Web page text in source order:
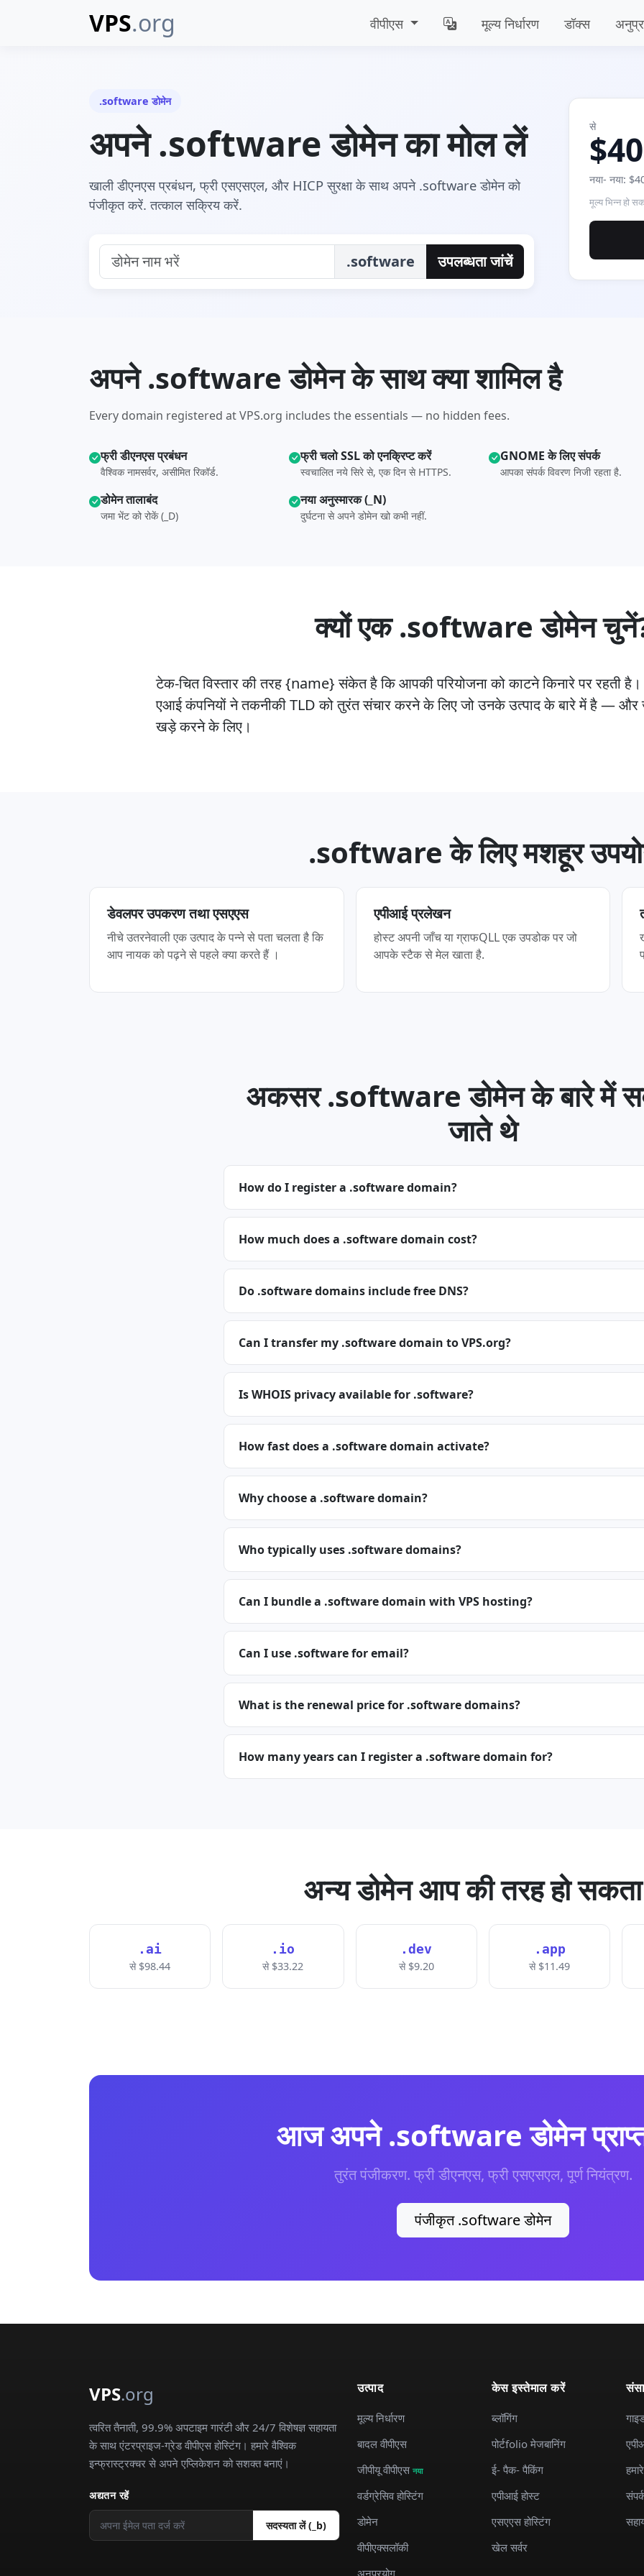
VPS.org वीपीएस मूल्य निर्धारण डॉक्स
.software डोमेन
अपने .software डोमेन का मोल लें
खाली डीएनएस प्रबंधन, फ्री एसएसएल, और HICP सुरक्षा के साथ अपने .software डोमेन को
पंजीकृत करें. तत्काल सक्रिय करें.
.software उपलब्धता जांचें
से
नया- नया:
मूल्य भिन्‍न हो
अपने .software डोमेन के साथ क्या शामिल है
Every domain registered at VPS.org includes the essentials — no hidden fees.
फ्री डीएनएस प्रबंधन
वैश्विक नामसर्वर, असीमित रिकॉर्ड.
फ्री चलो SSL को एनक्रिप्ट करें
स्वचालित नये सिरे से, एक दिन से HTTPS.
GNOME के लिए संपर्क
आपका संपर्क विवरण निजी रहता है.
डोमेन तालाबंद
जमा भेंट को रोकें (_D)
नया अनुस्मारक (_N)
दुर्घटना से अपने डोमेन खो कभी नहीं.
क्यों एक .software डोमेन
टेक-चित विस्तार की तरह {name} संकेत है कि आपकी परियोजना को काटने किनारे पर रहती
एआई कंपनियों ने तकनीकी TLD को तुरंत संचार करने के लिए जो उनके उत्पाद के बारे में है —
खड़े करने के लिए।
.software के लिए मशहूर
डेवलपर उपकरण तथा एसएएस
नीचे उतरनेवाली एक उत्पाद के पन्‍ने से पता चलता है कि
आप नायक को पढ़ने से पहले क्या करते हैं ।
एपीआई प्रलेखन
होस्ट अपनी जाँच या ग्राफQLL एक उपडोक पर जो
आपके स्टैक से मेल खाता है.
अकसर .software डोमेन के बारे में
जाते थे
How do I register a .software domain?
How much does a .software domain cost?
Do .software domains include free DNS?
Can I transfer my .software domain to VPS.org?
Is WHOIS privacy available for .software?
How fast does a .software domain activate?
Why choose a .software domain?
Who typically uses .software domains?
Can I bundle a .software domain with VPS hosting?
Can I use .software for email?
What is the renewal price for .software domains?
How many years can I register a .software domain for?
अन्य डोमेन आप की तरह हो
.ai
से $98.44
.io
से $33.22
.dev
से $9.20
.app
से $11.49
आज अपने .software डोमेन
तुरंत पंजीकरण. फ्री डीएनएस, फ्री एसएसएल, पूर्ण नियंत्रण.
पंजीकृत .software डोमेन
VPS.org
त्वरित तैनाती, 99.9% अपटाइम गारंटी और 24/7 विशेषज्ञ सहायता
के साथ एंटरप्राइज-ग्रेड वीपीएस होस्टिंग। हमारे वैश्विक
इन्फ्रास्ट्रक्चर से अपने एप्लिकेशन को सशक्त बनाएं।
अद्यतन रहें
सदस्यता लें (_b)
उत्पाद
मूल्य निर्धारण
बादल वीपीएस
जीपीयू वीपीएसनया
वर्डग्रेसिव होस्टिंग
डोमेन
वीपीएक्सलॉकी
अनुप्रयोग
केस इस्तेमाल करें
ब्लॉगिंग
पोर्टfolio मेजबानिंग
ई- पैक- पैकिंग
एपीआई होस्ट
एसएएस होस्टिंग
खेल सर्वर